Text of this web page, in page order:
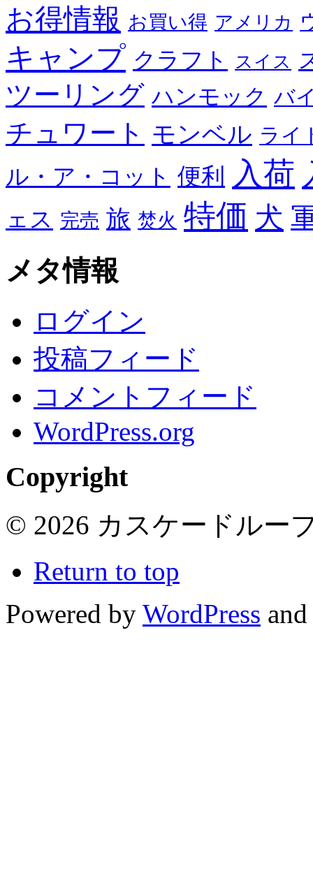
お得情報 お買い得 アメリカ
キャンプ クラフト スイス
ツーリング ハンモック バ
チュワート モンベル ライ
ル・ア・コット 便利 入荷
ェス 完売 旅 焚火 特価 犬
メタ情報
ログイン
投稿フィード
コメントフィード
WordPress.org
Copyright
© 2026 カスケードル
Return to top
Powered by WordPress